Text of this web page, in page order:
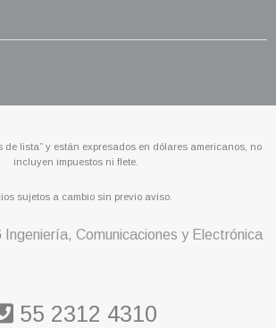
de lista” y están expresados en dólares americanos, no
incluyen impuestos ni flete.
sujetos a cambio sin previo aviso.
Ingeniería, Comunicaciones y Electrónica
55 2312 4310